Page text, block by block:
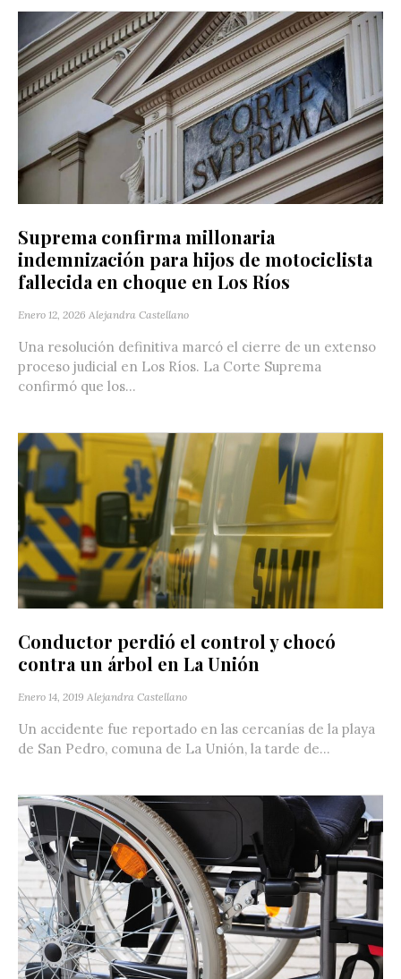
Suprema confirma millonaria
indemnización para hijos de motociclista
fallecida en choque en Los Ríos
Enero 12, 2026 Alejandra Castellano
Una resolución definitiva marcó el cierre de un extenso
proceso judicial en Los Ríos. La Corte Suprema
confirmó que los...
Conductor perdió el control y chocó
contra un árbol en La Unión
Enero 14, 2019 Alejandra Castellano
Un accidente fue reportado en las cercanías de la playa
de San Pedro, comuna de La Unión, la tarde de...